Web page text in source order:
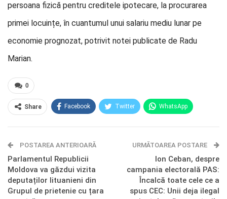
persoana fizică pentru creditele ipotecare, la procurarea
primei locuințe, în cuantumul unui salariu mediu lunar pe
economie prognozat, potrivit notei publicate de Radu
Marian.
0
Share Facebook Twitter WhatsApp
Telegram OK.ru
POSTAREA ANTERIOARĂ
Parlamentul Republicii
Moldova va găzdui vizita
deputaților lituanieni din
Grupul de prietenie cu țara
URMĂTOAREA POSTARE
Ion Ceban, despre
campania electorală PAS:
Încalcă toate cele ce a
spus CEC: Unii deja ilegal